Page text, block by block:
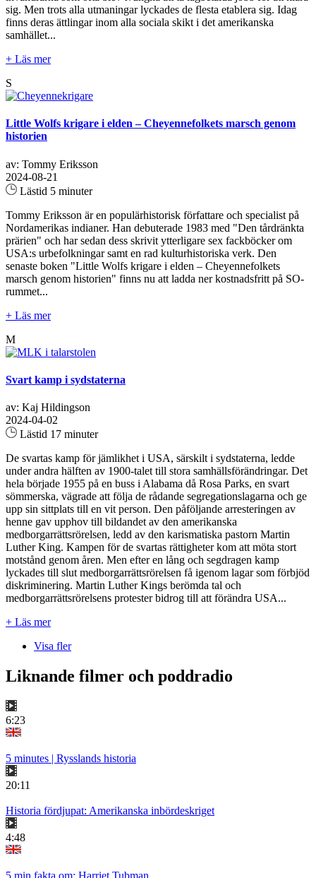
sig. Men trots alla utmaningar lyckades de flesta etablera sig. Idag
finns deras ättlingar inom alla sociala skikt i det amerikanska
samhället...
+ Läs mer
S
Little Wolfs krigare i elden – Cheyennefolkets marsch genom
historien
av: Tommy Eriksson
2024-08-21
Lästid 5 minuter
Tommy Eriksson är en populärhistorisk författare och specialist på
Nordamerikas indianer. Han debuterade 1983 med "Den tårdränkta
prärien" och har sedan dess skrivit ytterligare sex fackböcker om
USA:s urbefolkningar samt en rad kulturhistoriska verk. Den
senaste boken "Little Wolfs krigare i elden – Cheyennefolkets
marsch genom historien" finns nu att ladda ner kostnadsfritt på SO-
rummet...
+ Läs mer
M
Svart kamp i sydstaterna
av: Kaj Hildingson
2024-04-02
Lästid 17 minuter
De svartas kamp för jämlikhet i USA, särskilt i sydstaterna, ledde
under andra hälften av 1900-talet till stora samhällsförändringar. Det
hela började 1955 på en buss i Alabama då Rosa Parks, en svart
sömmerska, vägrade att följa de rådande segregationslagarna och ge
upp sin sittplats till en vit person. Den påföljande arresteringen av
henne gav upphov till bildandet av den amerikanska
medborgarrättsrörelsen, ledd av den karismatiska pastorn Martin
Luther King. Kampen för de svartas rättigheter kom att möta stort
motstånd genom åren. Men efter en lång och segdragen kamp
lyckades till slut medborgarrättsrörelsen få igenom lagar som förbjöd
diskriminering. Martin Luther Kings berömda tal och
medborgarrättsrörelsens protester bidrog till att förändra USA...
+ Läs mer
Visa fler
Liknande filmer och poddradio
6:23
5 minutes | Rysslands historia
20:11
Historia fördjupat: Amerikanska inbördeskriget
4:48
5 min fakta om: Harriet Tubman